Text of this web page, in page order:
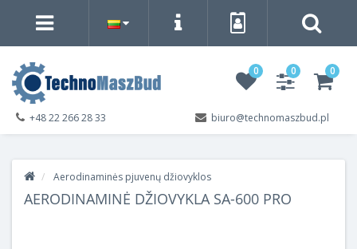
0 0 0
biuro@technomaszbud.pl
+48 22 266 28 33
Aerodinaminės pjuvenų džiovyklos
AERODINAMINĖ DŽIOVYKLA SA-600 PRO